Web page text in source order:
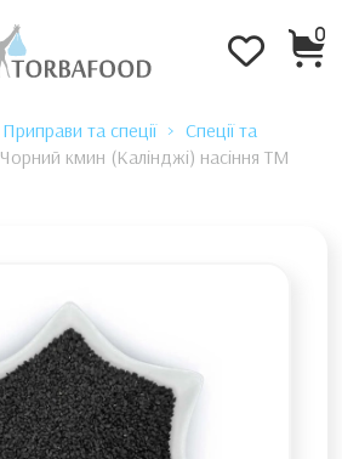
0
Приправи та спеції
Спеції та
Чорний кмин (Калінджі) насіння TM